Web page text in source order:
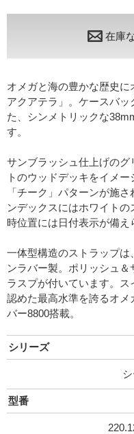
在庫
オメガと海の豊かな歴史
アクアテラ」。ケースバ
た、シンメトリックな
す。
サンブラッシュ仕上げの
トのウッドデッキをイメ
「チーク」パターンが施
ンデックスにはホワイト
時位置には日付表示が備え
一体型構造のストラップ
ンラバー製。ポリッシュ
ラスプが付いています。
認めた最高水準を誇るオメ
バー8800搭載。
シリーズ
型番